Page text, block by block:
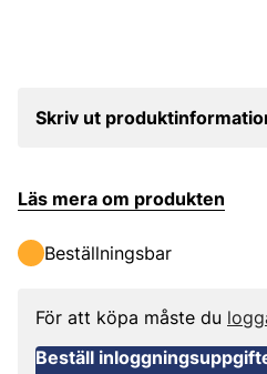
Skriv ut
Läs mera om produkten
Beställningsbar
För att köpa måste du
Beställ